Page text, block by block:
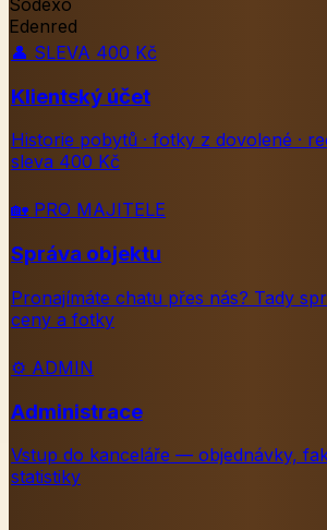
Sodexo
Edenred
👤 SLEVA 400 Kč
Klientský účet
Historie pobytů · fotky z dovolené ·
sleva 400 Kč
🏡 PRO MAJITELE
Správa objektu
Pronajímáte chatu přes nás? Tady
ceny a fotky
⚙️ ADMIN
Administrace
Vstup do kanceláře — objednávky,
statistiky